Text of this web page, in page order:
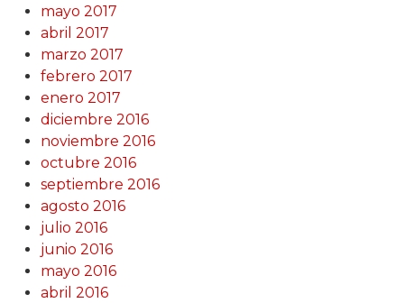
mayo 2017
abril 2017
marzo 2017
febrero 2017
enero 2017
diciembre 2016
noviembre 2016
octubre 2016
septiembre 2016
agosto 2016
julio 2016
junio 2016
mayo 2016
abril 2016